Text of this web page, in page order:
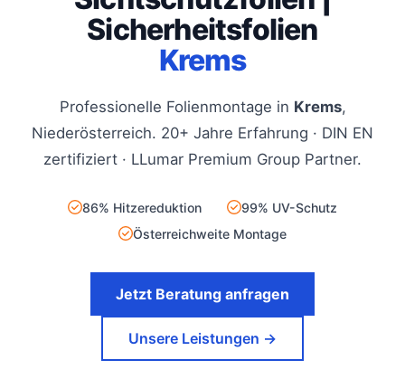
Sicherheitsfolien
Krems
Professionelle Folienmontage in Krems,
Niederösterreich. 20+ Jahre Erfahrung · DIN EN
zertifiziert · LLumar Premium Group Partner.
86% Hitzereduktion
99% UV-Schutz
Österreichweite Montage
Jetzt Beratung anfragen
Unsere Leistungen →